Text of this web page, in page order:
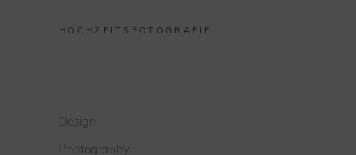
HOCHZEITSFOTOGRAFIE
Design
Photography